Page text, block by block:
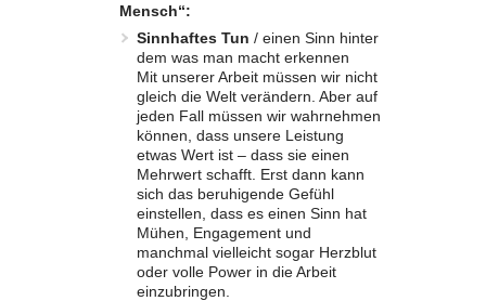
Mensch“:
Sinnhaftes Tun / einen Sinn hinter
dem was man macht erkennen
Mit unserer Arbeit müssen wir nicht
gleich die Welt verändern. Aber auf
jeden Fall müssen wir wahrnehmen
können, dass unsere Leistung
etwas Wert ist – dass sie einen
Mehrwert schafft. Erst dann kann
sich das beruhigende Gefühl
einstellen, dass es einen Sinn hat
Mühen, Engagement und
manchmal vielleicht sogar Herzblut
oder volle Power in die Arbeit
einzubringen.